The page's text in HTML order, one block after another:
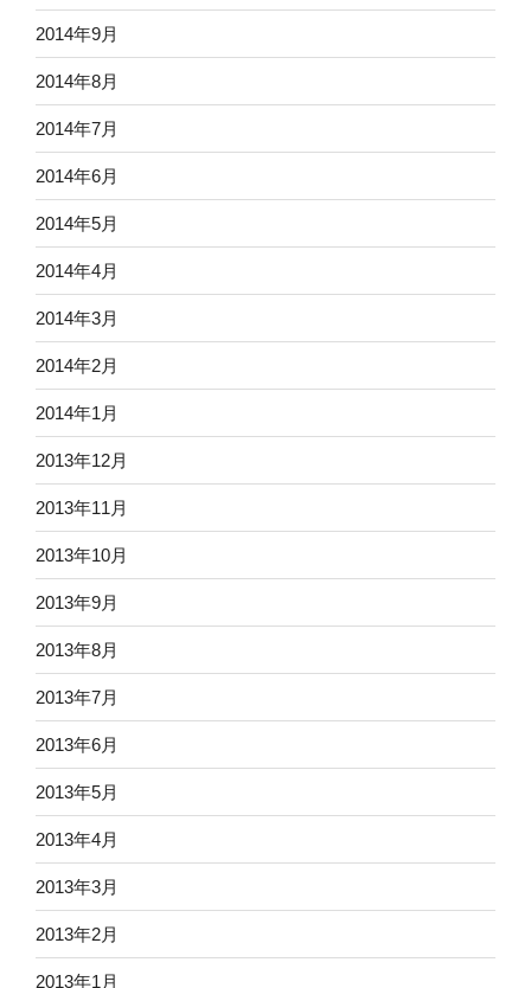
2014年9月
2014年8月
2014年7月
2014年6月
2014年5月
2014年4月
2014年3月
2014年2月
2014年1月
2013年12月
2013年11月
2013年10月
2013年9月
2013年8月
2013年7月
2013年6月
2013年5月
2013年4月
2013年3月
2013年2月
2013年1月